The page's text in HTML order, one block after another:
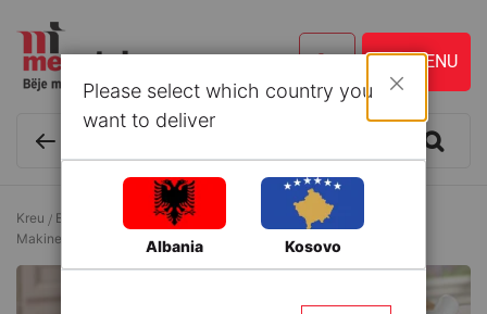
Kreu Bujqësi dhe Blegtori
Pajisje kantine
Makineri për përpunimin e domateve
Please select which country you
want to deliver
Albania Kosovo